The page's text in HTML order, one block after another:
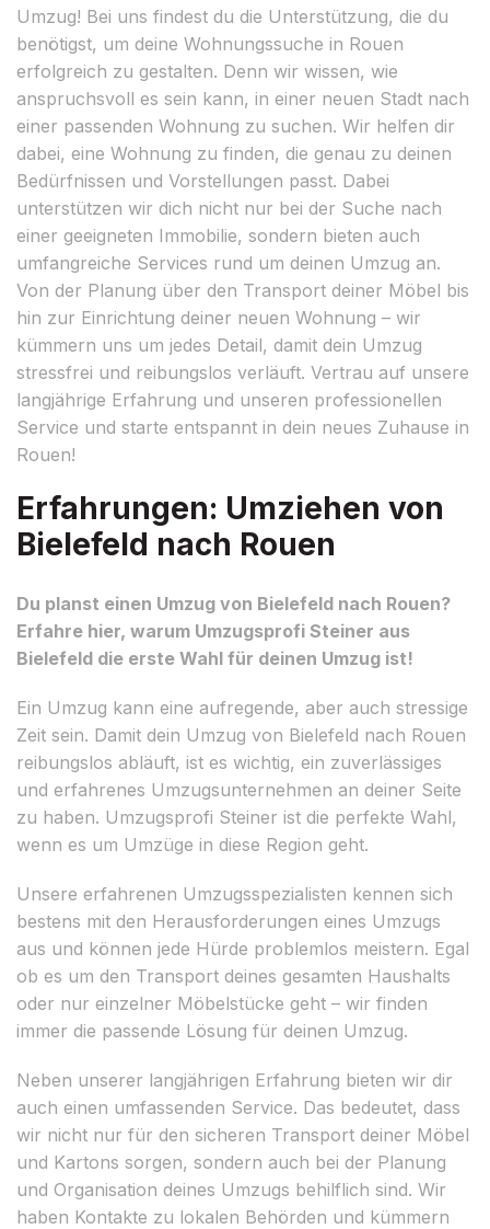
Umzug! Bei uns findest du die Unterstützung, die du
benötigst, um deine Wohnungssuche in Rouen
erfolgreich zu gestalten. Denn wir wissen, wie
anspruchsvoll es sein kann, in einer neuen Stadt nach
einer passenden Wohnung zu suchen. Wir helfen dir
dabei, eine Wohnung zu finden, die genau zu deinen
Bedürfnissen und Vorstellungen passt. Dabei
unterstützen wir dich nicht nur bei der Suche nach
einer geeigneten Immobilie, sondern bieten auch
umfangreiche Services rund um deinen Umzug an.
Von der Planung über den Transport deiner Möbel bis
hin zur Einrichtung deiner neuen Wohnung – wir
kümmern uns um jedes Detail, damit dein Umzug
stressfrei und reibungslos verläuft. Vertrau auf unsere
langjährige Erfahrung und unseren professionellen
Service und starte entspannt in dein neues Zuhause in
Rouen!
Erfahrungen: Umziehen von
Bielefeld nach Rouen
Du planst einen Umzug von Bielefeld nach Rouen?
Erfahre hier, warum Umzugsprofi Steiner aus
Bielefeld die erste Wahl für deinen Umzug ist!
Ein Umzug kann eine aufregende, aber auch stressige
Zeit sein. Damit dein Umzug von Bielefeld nach Rouen
reibungslos abläuft, ist es wichtig, ein zuverlässiges
und erfahrenes Umzugsunternehmen an deiner Seite
zu haben. Umzugsprofi Steiner ist die perfekte Wahl,
wenn es um Umzüge in diese Region geht.
Unsere erfahrenen Umzugsspezialisten kennen sich
bestens mit den Herausforderungen eines Umzugs
aus und können jede Hürde problemlos meistern. Egal
ob es um den Transport deines gesamten Haushalts
oder nur einzelner Möbelstücke geht – wir finden
immer die passende Lösung für deinen Umzug.
Neben unserer langjährigen Erfahrung bieten wir dir
auch einen umfassenden Service. Das bedeutet, dass
wir nicht nur für den sicheren Transport deiner Möbel
und Kartons sorgen, sondern auch bei der Planung
und Organisation deines Umzugs behilflich sind. Wir
haben Kontakte zu lokalen Behörden und kümmern